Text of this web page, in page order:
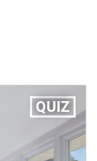
QUIZ